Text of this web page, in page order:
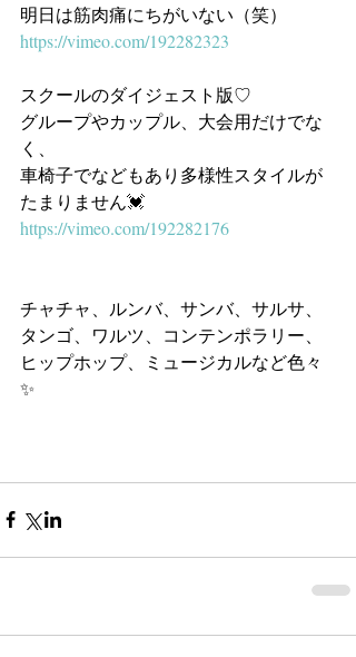
明日は筋肉痛にちがいない（笑）
https://vimeo.com/192282323
スクールのダイジェスト版♡
グループやカップル、大会用だけでな
く、
車椅子でなどもあり多様性スタイルが
たまりません💓
https://vimeo.com/192282176
チャチャ、ルンバ、サンバ、サルサ、
タンゴ、ワルツ、コンテンポラリー、
ヒップホップ、ミュージカルなど色々
✨